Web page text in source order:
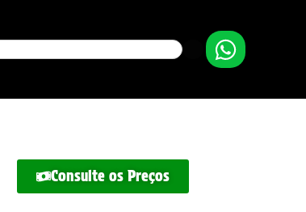
Consulte os Preços